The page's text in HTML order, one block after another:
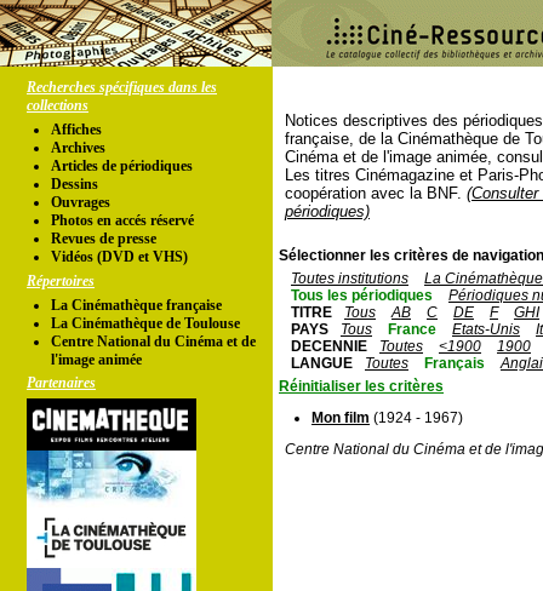
Recherches spécifiques dans les
collections
Affiches
Archives
Articles de périodiques
Dessins
Ouvrages
Photos en accés réservé
Revues de presse
Vidéos (DVD et VHS)
Répertoires
La Cinémathèque française
La Cinémathèque de Toulouse
Centre National du Cinéma et de
l'image animée
Partenaires
Notices descriptives des
française, de la Cinémathèque de
Cinéma et de l'image animée,
Les titres Cinémagazine et Paris-
coopération avec la BNF.
périodiques)
Sélectionner les critères de
Toutes institutions
La
Tous les périodiques
Périodiques
TITRE
Tous AB C DE F
GHI
PAYS
Tous France Etats-Unis
DECENNIE
Toutes <1900
1900
LANGUE
Toutes Français
Réinitialiser les critères
Mon film (1924 - 1967)
Centre National du Cinéma et de